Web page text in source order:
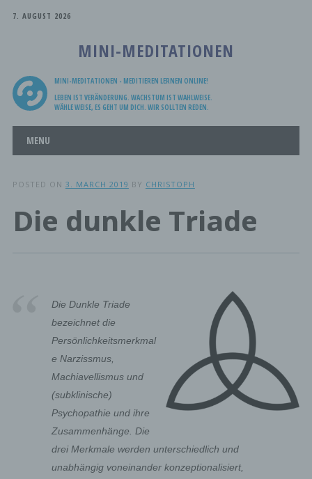
7. AUGUST 2026
MINI-MEDITATIONEN
MINI-MEDITATIONEN - MEDITIEREN LERNEN ONLINE!
LEBEN IST VERÄNDERUNG. WACHSTUM IST WAHLWEISE.
WÄHLE WEISE, ES GEHT UM DICH. WIR SOLLTEN REDEN.
Main menu
MENU
POSTED ON 3. MARCH 2019 BY CHRISTOPH
Die dunkle Triade
Die Dunkle Triade
bezeichnet die
Persönlichkeitsmerkmal
e Narzissmus,
Machiavellismus und
(subklinische)
Psychopathie und ihre
Zusammenhänge. Die
drei Merkmale werden unterschiedlich und
unabhängig voneinander konzeptionalisiert,